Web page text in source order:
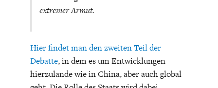
extremer Armut.
Hier findet man den zweiten Teil der
Debatte, in dem es um Entwicklungen
hierzulande wie in China, aber auch global